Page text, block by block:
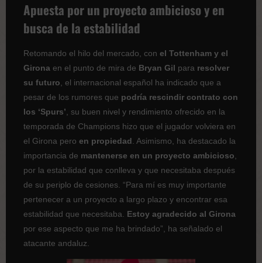
Apuesta por un proyecto ambicioso y en
busca de la estabilidad
Retomando el hilo del mercado, con el Tottenham y el
Girona en el punto de mira de Bryan Gil para resolver
su futuro, el internacional español ha indicado que a
pesar de los rumores que podría rescindir contrato con
los ‘Spurs’, su buen nivel y rendimiento ofrecido en la
temporada de Champions hizo que el jugador volviera en
el Girona pero en propiedad. Asimismo, ha destacado la
importancia de mantenerse en un proyecto ambicioso,
por la estabilidad que conlleva y que necesitaba después
de su periplo de cesiones. “Para mí es muy importante
pertenecer a un proyecto a largo plazo y encontrar esa
estabilidad que necesitaba. Estoy agradecido al Girona
por ese aspecto que me ha brindado”, ha señalado el
atacante andaluz.